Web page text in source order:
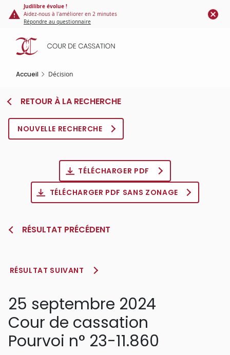
Panneau de gestion des cookies
contenu
principal
Judilibre évolue !
Aidez-nous à l'améliorer en 2 minutes
Répondre au questionnaire
Accueil Décision
RETOUR À LA RECHERCHE
NOUVELLE RECHERCHE
TÉLÉCHARGER PDF
TÉLÉCHARGER PDF SANS ZONAGE
RÉSULTAT PRÉCÉDENT
RÉSULTAT SUIVANT
25 septembre 2024
Cour de cassation
Pourvoi n° 23-11.860